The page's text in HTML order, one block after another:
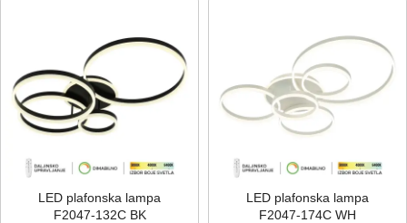
LED plafonska lampa
F2047-⁠132C BK
LED plafonska lampa
F2047-⁠174C WH